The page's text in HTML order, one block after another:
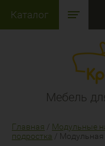
Каталог
Мебель
Главная / Модульные
подростка / Модульная